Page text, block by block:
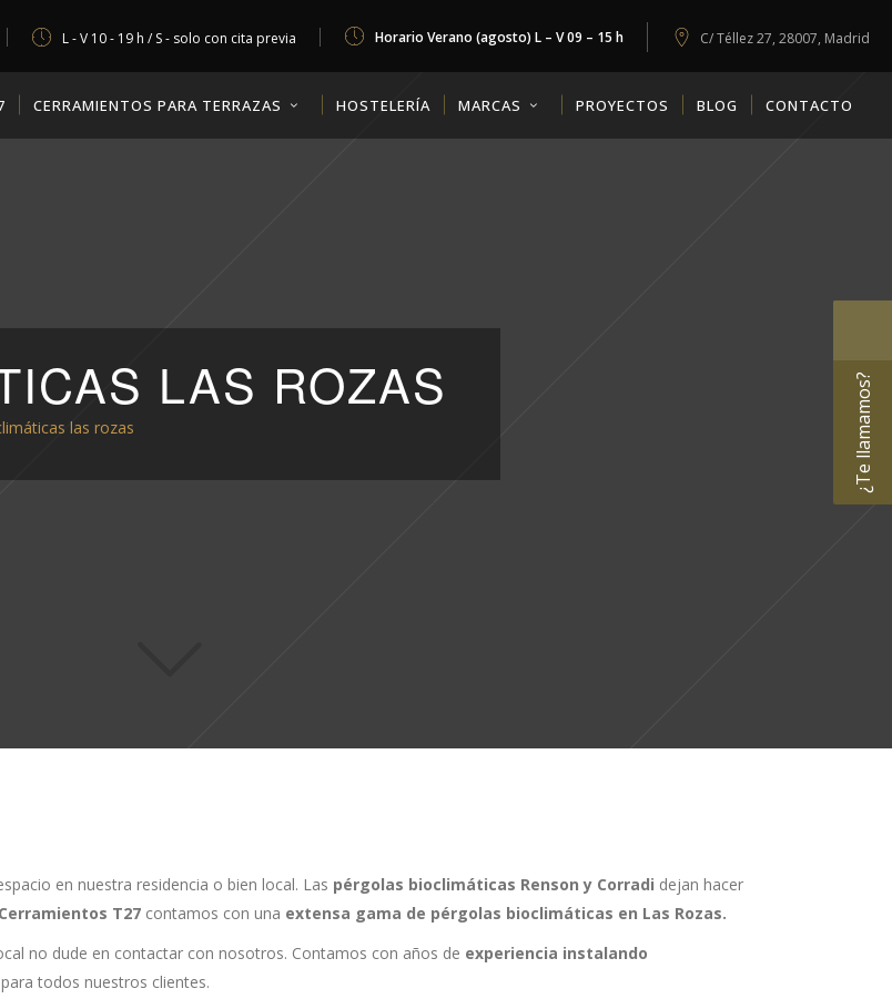
L - V 10 - 19 h / S - solo con cita previa Horario Verano (agosto) L – V 09 – 15 h C/ Téllez 27, 28007, Madrid
CERRAMIENTOS PARA TERRAZAS HOSTELERÍA MARCAS PROYECTOS BLOG CONTACTO
LAS ROZAS
las rozas
en nuestra residencia o bien local. Las pérgolas bioclimáticas Renson y Corradi dejan hacer
Cerramientos T27 contamos con una extensa gama de pérgolas bioclimáticas en Las Rozas.
no dude en contactar con nosotros. Contamos con años de experiencia instalando
todos nuestros clientes.
¿Te llamamos?